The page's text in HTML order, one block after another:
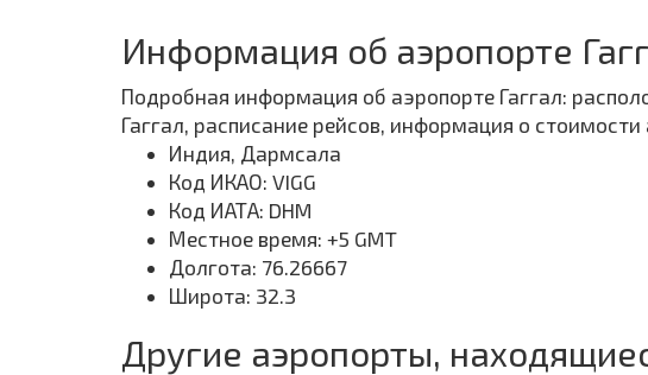
Информация об аэропорте
Подробная информация об аэропорте Гаггал:
Гаггал, расписание рейсов, информация о
Индия, Дармсала
Код ИКАО: VIGG
Код ИАТА: DHM
Местное время: +5 GMT
Долгота: 76.26667
Широта: 32.3
Другие аэропорты,